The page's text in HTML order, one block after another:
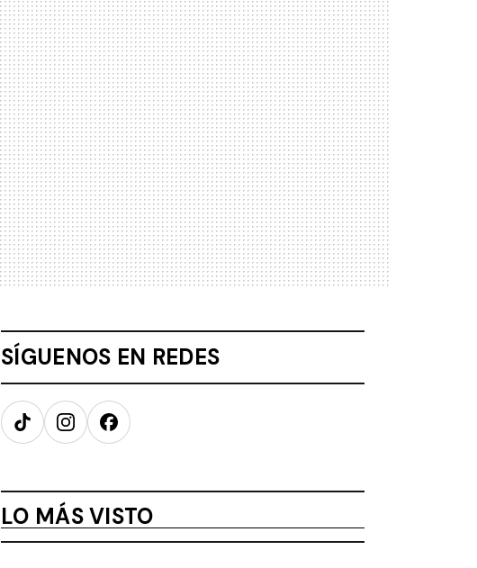
SÍGUENOS EN REDES
TikTokInstagramFacebook
LO MÁS VISTO